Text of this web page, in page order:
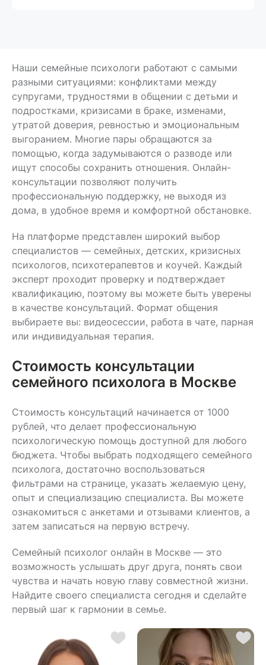
Наши семейные психологи работают с самыми
разными ситуациями: конфликтами между
супругами, трудностями в общении с детьми и
подростками, кризисами в браке, изменами,
утратой доверия, ревностью и эмоциональным
выгоранием. Многие пары обращаются за
помощью, когда задумываются о разводе или
ищут способы сохранить отношения. Онлайн-
консультации позволяют получить
профессиональную поддержку, не выходя из
дома, в удобное время и комфортной обстановке.
На платформе представлен широкий выбор
специалистов — семейных, детских, кризисных
психологов, психотерапевтов и коучей. Каждый
эксперт проходит проверку и подтверждает
квалификацию, поэтому вы можете быть уверены
в качестве консультаций. Формат общения
выбираете вы: видеосессии, работа в чате, парная
или индивидуальная терапия.
Стоимость консультации
семейного психолога в Москве
Стоимость консультаций начинается от 1000
рублей, что делает профессиональную
психологическую помощь доступной для любого
бюджета. Чтобы выбрать подходящего семейного
психолога, достаточно воспользоваться
фильтрами на странице, указать желаемую цену,
опыт и специализацию специалиста. Вы можете
ознакомиться с анкетами и отзывами клиентов, а
затем записаться на первую встречу.
Семейный психолог онлайн в Москве — это
возможность услышать друг друга, понять свои
чувства и начать новую главу совместной жизни.
Найдите своего специалиста сегодня и сделайте
первый шаг к гармонии в семье.